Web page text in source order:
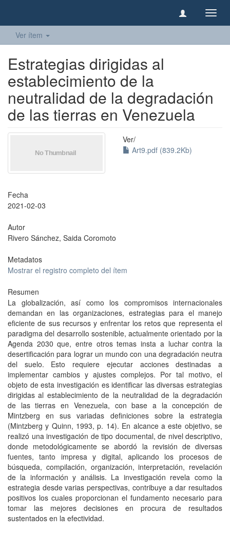
Ver ítem
Estrategias dirigidas al
establecimiento de la
neutralidad de la degradación
de las tierras en Venezuela
Ver/
Art9.pdf (839.2Kb)
Fecha
2021-02-03
Autor
Rivero Sánchez, Saida Coromoto
Metadatos
Mostrar el registro completo del ítem
Resumen
La globalización, así como los compromisos internacionales
demandan en las organizaciones, estrategias para el manejo
eficiente de sus recursos y enfrentar los retos que representa el
paradigma del desarrollo sostenible, actualmente orientado por la
Agenda 2030 que, entre otros temas insta a luchar contra la
desertificación para lograr un mundo con una degradación neutra
del suelo. Esto requiere ejecutar acciones destinadas a
implementar cambios y ajustes complejos. Por tal motivo, el
objeto de esta investigación es identificar las diversas estrategias
dirigidas al establecimiento de la neutralidad de la degradación
de las tierras en Venezuela, con base a la concepción de
Mintzberg en sus variadas definiciones sobre la estrategia
(Mintzberg y Quinn, 1993, p. 14). En alcance a este objetivo, se
realizó una investigación de tipo documental, de nivel descriptivo,
donde metodológicamente se abordó la revisión de diversas
fuentes, tanto impresa y digital, aplicando los procesos de
búsqueda, compilación, organización, interpretación, revelación
de la información y análisis. La investigación revela como la
estrategia desde varias perspectivas, contribuye a dar resultados
positivos los cuales proporcionan el fundamento necesario para
tomar las mejores decisiones en procura de resultados
sustentados en la efectividad.